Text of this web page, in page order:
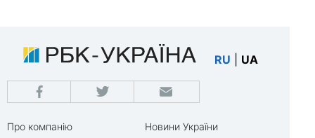
RU UA
Про компанію
Новини України